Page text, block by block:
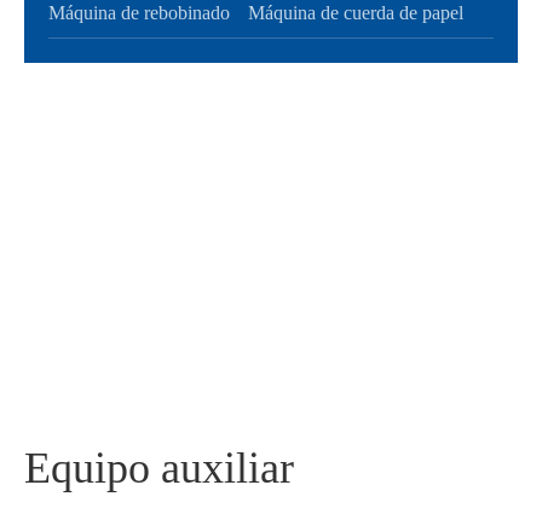
Máquina de rebobinado
Máquina de cuerda de papel
Equipo auxiliar